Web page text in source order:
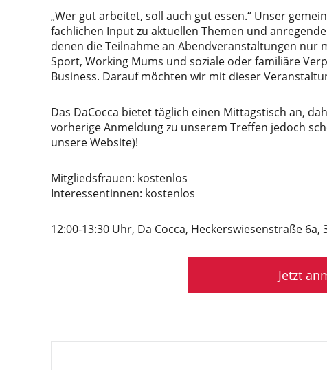
„Wer gut arbeitet, soll auch gut essen.“ Unser
fachlichen Input zu aktuellen Themen und
denen die Teilnahme an Abendveranstaltungen
Sport, Working Mums und soziale oder familiäre
Business. Darauf möchten wir mit dieser
Das DaCocca bietet täglich einen Mittagstisch an,
vorherige Anmeldung zu unserem Treffen jedoch
unsere Website)!
Mitgliedsfrauen: kostenlos
Interessentinnen: kostenlos
12:00-13:30 Uhr, Da Cocca, Heckerswiesenstraße 6a,
Jetzt